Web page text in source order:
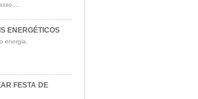
ENERGÉTICOS
energia.
FESTA DE